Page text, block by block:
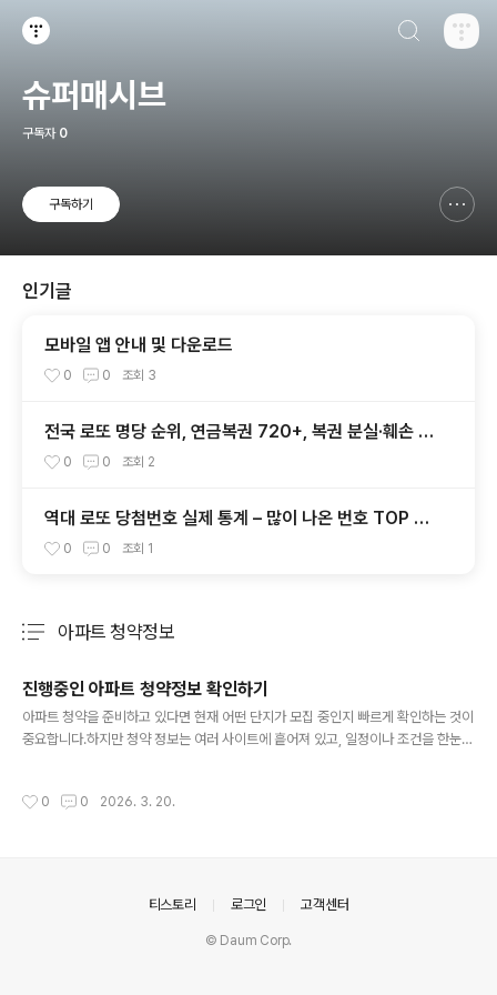
슈퍼매시브
구독자 0
구독하기
인기글
모바일 앱 안내 및 다운로드
0 0 조회 3
전국 로또 명당 순위, 연금복권 720+, 복권 분실·훼손 대
처법 총정리
0 0 조회 2
역대 로또 당첨번호 실제 통계 – 많이 나온 번호 TOP 10
과 구간별 출현 분석
0 0 조회 1
아파트 청약정보
진행중인 아파트 청약정보 확인하기
아파트 청약을 준비하고 있다면 현재 어떤 단지가 모집 중인지 빠르게 확인하는 것이
중요합니다.하지만 청약 정보는 여러 사이트에 흩어져 있고, 일정이나 조건을 한눈에
하는 청약 기회를 놓치지 않도록 활용해보세요. 위 목록에서는 현재 접수 진행 중이
합니다.이러한 정보는 경쟁률이 낮거나 추가 기회..
0 0 2026. 3. 20.
티스토리 로그인 고객센터
© Daum Corp.